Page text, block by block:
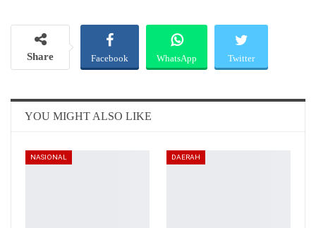
Share Facebook WhatsApp Twitter
YOU MIGHT ALSO LIKE
NASIONAL DAERAH